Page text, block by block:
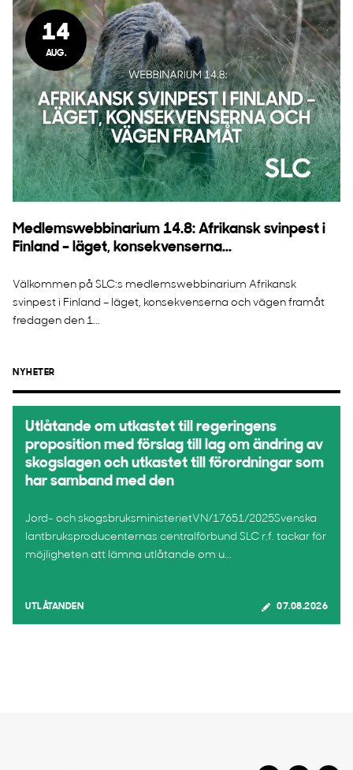
14
AUG.
Medlemswebbinarium 14.8: Afrikansk svinpest i
Finland – läget, konsekvenserna...
Välkommen på SLC:s medlemswebbinarium Afrikansk
svinpest i Finland – läget, konsekvenserna och vägen framåt
fredagen den 1...
NYHETER
Utlåtande om utkastet till regeringens
proposition med förslag till lag om ändring av
skogslagen och utkastet till förordningar som
har samband med den
Jord- och skogsbruksministerietVN/17651/2025Svenska
lantbruksproducenternas centralförbund SLC r.f. tackar för
möjligheten att lämna utlåtande om u...
UTLÅTANDEN 07.08.2026